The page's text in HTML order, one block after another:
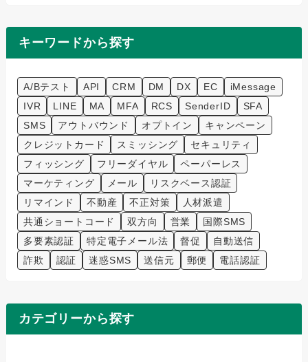
キーワードから探す
A/Bテスト API CRM DM DX EC
iMessage
IVR
LINE MA MFA RCS SenderID
SFA
SMS
アウトバウンド オプトイン
キャンペーン
クレジットカード
スミッシング
セキュリティ
フィッシング
フリーダイヤル
ペーパーレス
マーケティング
メール
リスクベース認証
リマインド
不動産 不正対策
人材派遣
共通ショートコード
双方向 営業
国際SMS
多要素認証
特定電子メール法 督促
自動送信
詐欺
認証 迷惑SMS 送信元 郵便 電話認証
カテゴリーから探す